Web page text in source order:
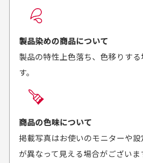
良かった！
がとうございます。丁寧
に梱包されていて、商品
の状態も良好でした。気
があればよろしくお願い
来ま
お届け希望日時をご指定頂けます。
ご注文時にご指定下さい。
商品の受け渡しは、ゆうパックで
頂いております。
商品購入からどれくらいで発
製品染めの商品について
製品の特性上色落ち、色移りす
す。
商品の色味について
掲載写真はお使いのモニターや
が異なって見える場合がございま